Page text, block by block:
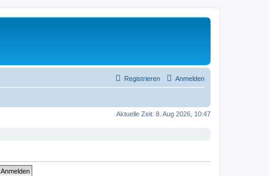
Anmelden
Registrieren
Aktuelle Zeit: 8. Aug 2026, 10:47